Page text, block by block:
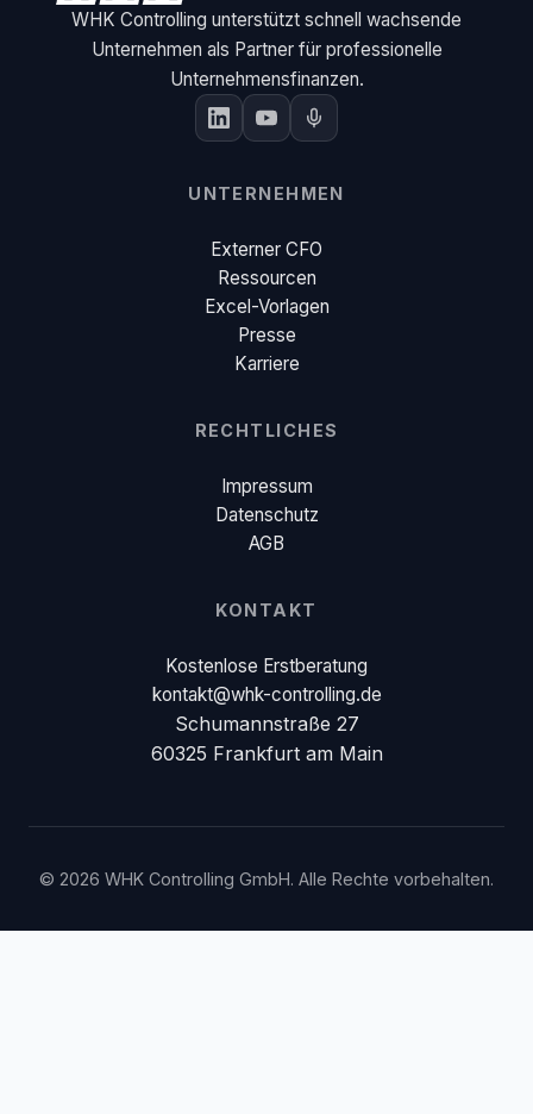
WHK Controlling unterstützt schnell wachsende
Unternehmen als Partner für professionelle
Unternehmensfinanzen.
UNTERNEHMEN
Externer CFO
Ressourcen
Excel-Vorlagen
Presse
Karriere
RECHTLICHES
Impressum
Datenschutz
AGB
KONTAKT
Kostenlose Erstberatung
kontakt@whk-controlling.de
Schumannstraße 27
60325 Frankfurt am Main
© 2026 WHK Controlling GmbH. Alle Rechte vorbehalten.